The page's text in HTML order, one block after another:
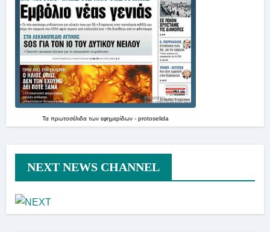
Τα πρωτοσέλιδα των εφημερίδων - protoselida
NEXT NEWS CHANNEL